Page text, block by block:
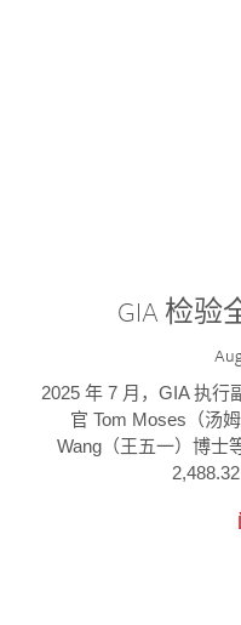
GIA 检验
2025 年 7 月，GIA 执行
官 Tom Moses（汤
Wang（王五一）博士